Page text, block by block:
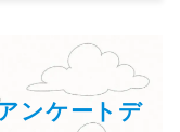
ンケートデ